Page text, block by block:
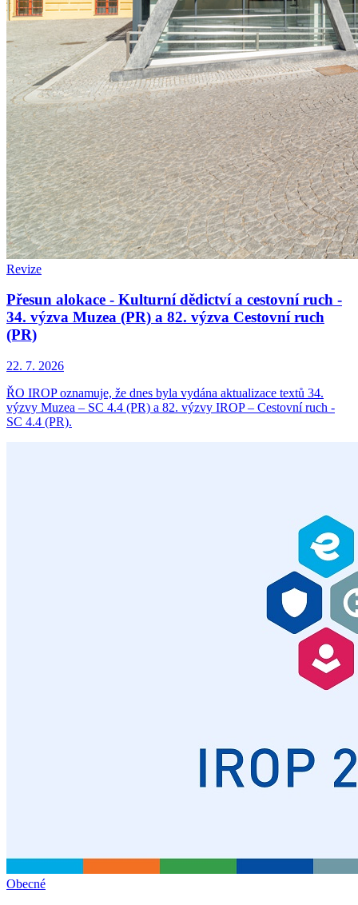
Revize
Přesun alokace - Kulturní dědictví a cestovní ruch -
34. výzva Muzea (PR) a 82. výzva Cestovní ruch
(PR)
22. 7. 2026
ŘO IROP oznamuje, že dnes byla vydána aktualizace textů 34.
výzvy Muzea – SC 4.4 (PR) a 82. výzvy IROP – Cestovní ruch -
SC 4.4 (PR).
Obecné